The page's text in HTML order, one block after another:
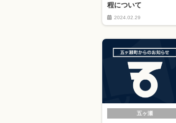
程について
2024.02.29
五ヶ瀬